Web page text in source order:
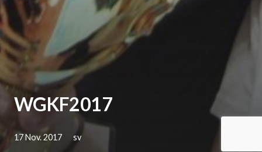
WGKF2017
17 Nov. 2017 sv